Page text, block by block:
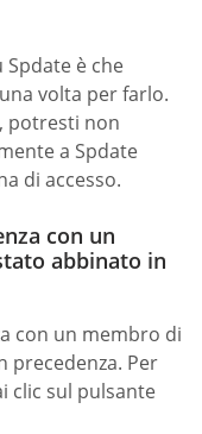
Spdate è che
volta per farlo.
potresti non
a Spdate
di accesso.
con un
abbinato in
con un membro di
precedenza. Per
clic sul pulsante